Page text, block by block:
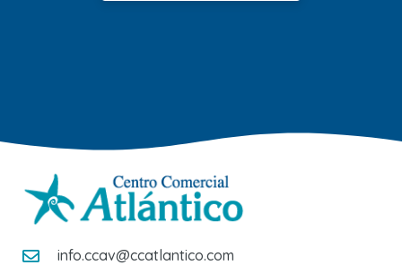
info.ccav@ccatlantico.com